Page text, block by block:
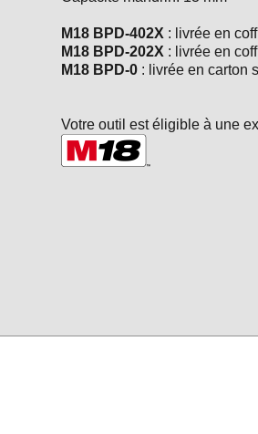
M18 BPD-402X : livrée en
M18 BPD-202X : livrée en
M18 BPD-0 : livrée en carton
Votre outil est éligible à une